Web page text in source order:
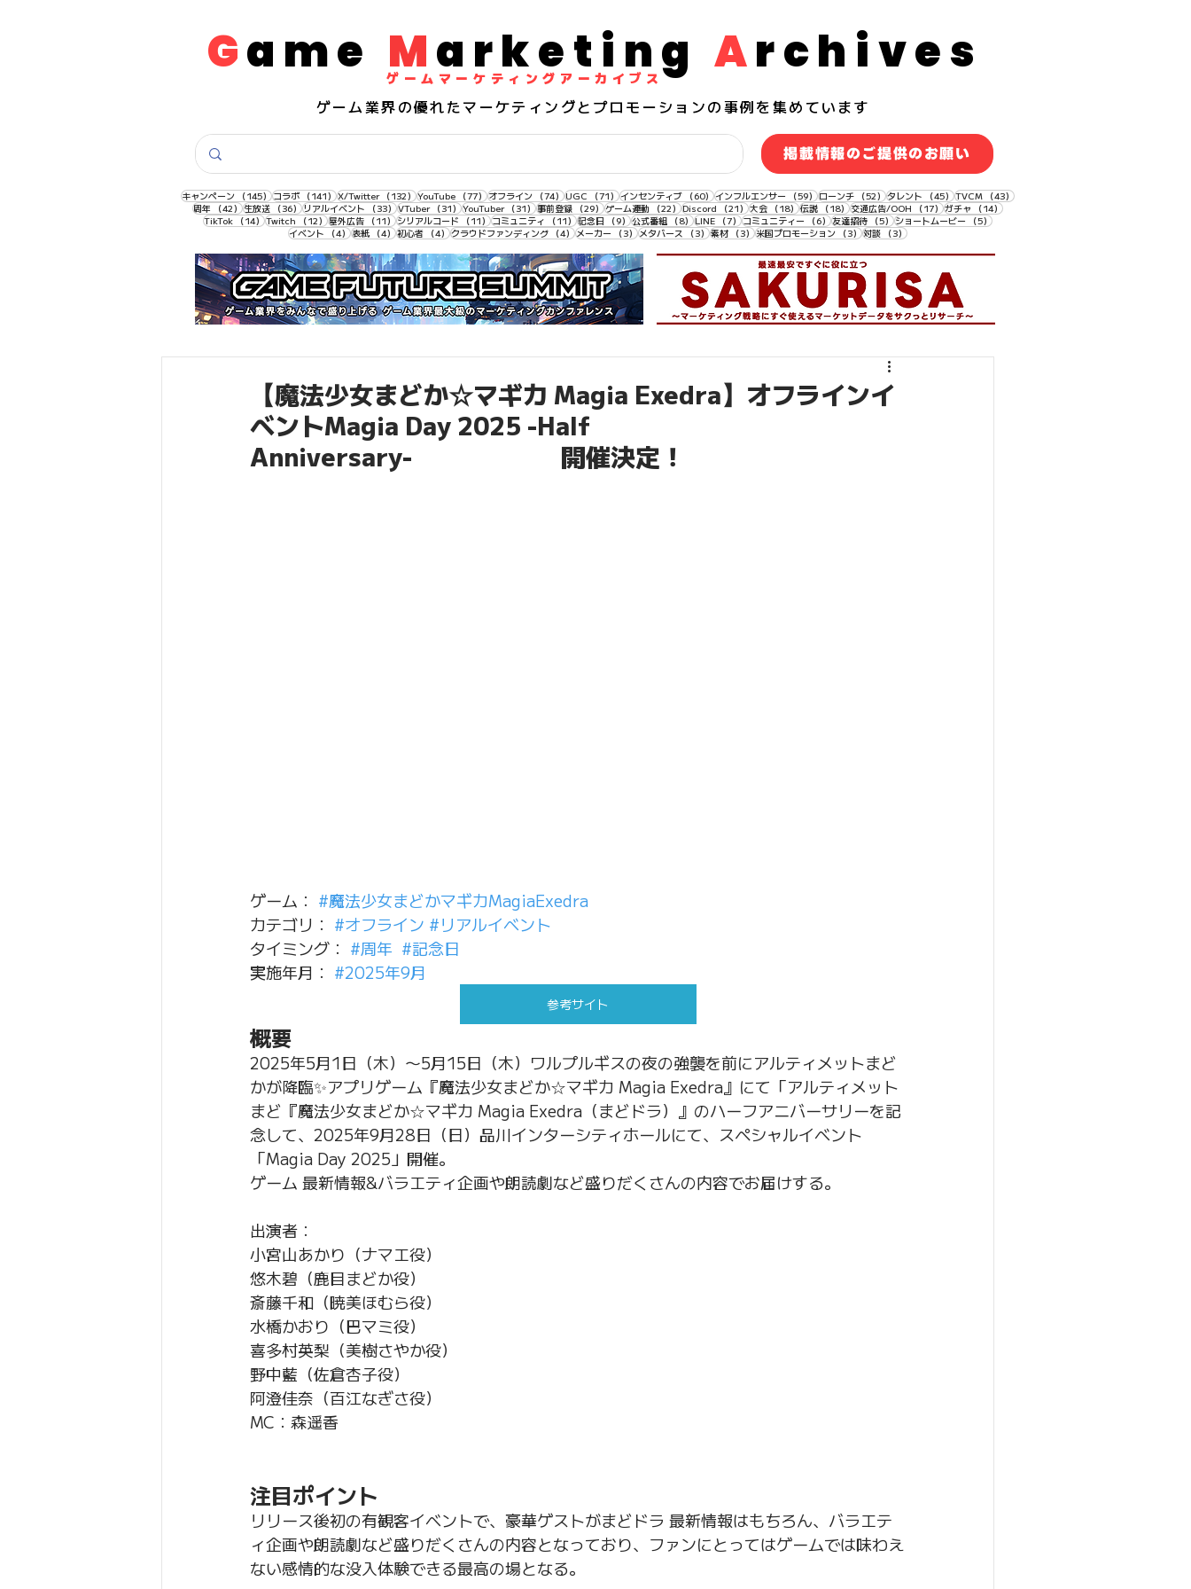
Game Marketing Archives
​ゲームマーケティングアーカイブス
​ゲーム業界の優れたマーケティングとプロモーションの事例を集めています
掲載情報のご提供のお願い
キャンペーン （145）145件の記事
コラボ （141）141件の記事
X/Twitter （132）132件の記事
YouTube （77）77件の記事
オフライン （74）74件の記事
UGC （71）71件の記事
インセンティブ （60）60件の記事
インフルエンサー （59）59件の記事
ローンチ （52）52件の記事
タレント （45）45件の記事
TVCM （43）43件の記事
周年
（42）42件の記事
生放送 （36）36件の記事
リアルイベント （33）33件の記事
VTuber （31）31件の記事
YouTuber （31）31件の記事
事前登録 （29）29件の記事
ゲーム連動 （22）22件の記事
Discord （21）21件の記事
大会 （18）18件の記事
伝説 （18）18件の記事
交通広告/OOH （17）17件の記事
ガチャ （14）14件の記事
TikTok （14）14件の記事
Twitch （12）12件の記事
屋外広告 （11）11件の記事
シリアルコード （11）11件の記事
コミュニティ （11）11件の記事
記念日 （9）9件の記事
公式番組 （8）8件の記事
LINE （7）7件の記事
コミュニティー （6）6件の記事
友達招待 （5）5件の記事
ショートムービー （5）5件の記事
イベント
（4）4件の記事
表紙 （4）4件の記事
初心者 （4）4件の記事
クラウドファンディング （4）4件の記事
メーカー （3）3件の記事
メタバース （3）3件の記事
素材 （3）3件の記事
米国プロモーション （3）3件の記事
対談 （3）3件の記事
【魔法少女まどか☆マギカ Magia Exedra】オフラインイ
ベントMagia Day 2025 -Half
Anniversary- 開催決定！
ゲーム： #魔法少女まどかマギカMagiaExedra
カテゴリ： #オフライン #リアルイベント
タイミング： #周年 #記念日
実施年月： #2025年9月
参考サイト
概要
2025年5月1日（木）〜5月15日（木）ワルプルギスの夜の強襲を前にアルティメットまど
かが降臨✨アプリゲーム『魔法少女まどか☆マギカ Magia Exedra』にて「アルティメット
まど『魔法少女まどか☆マギカ Magia Exedra（まどドラ）』のハーフアニバーサリーを記
念して、2025年9月28日（日）品川インターシティホールにて、スペシャルイベント
「Magia Day 2025」開催。
ゲーム 最新情報&バラエティ企画や朗読劇など盛りだくさんの内容でお届けする。
出演者：
小宮山あかり（ナマエ役）
悠木碧（鹿目まどか役）
斎藤千和（暁美ほむら役）
水橋かおり（巴マミ役）
喜多村英梨（美樹さやか役）
野中藍（佐倉杏子役）
阿澄佳奈（百江なぎさ役）
MC：森遥香
注目ポイント
リリース後初の有観客イベントで、豪華ゲストがまどドラ 最新情報はもちろん、バラエテ
ィ企画や朗読劇など盛りだくさんの内容となっており、ファンにとってはゲームでは味わえ
ない感情的な没入体験できる最高の場となる。